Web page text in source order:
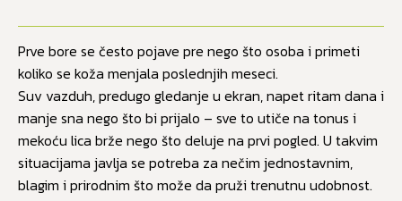
Prve bore se često pojave pre nego što osoba i primeti
koliko se koža menjala poslednjih meseci.
Suv vazduh, predugo gledanje u ekran, napet ritam dana i
manje sna nego što bi prijalo – sve to utiče na tonus i
mekoću lica brže nego što deluje na prvi pogled. U takvim
situacijama javlja se potreba za nečim jednostavnim,
blagim i prirodnim što može da pruži trenutnu udobnost.